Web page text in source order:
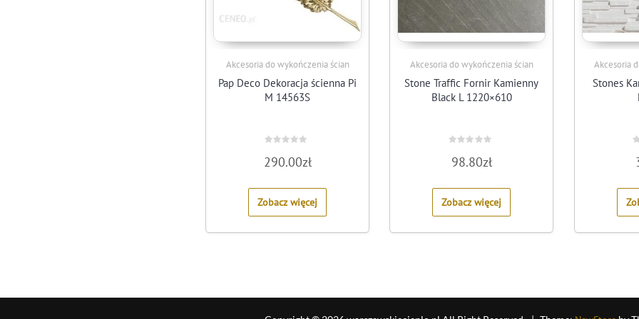
Akcesoria do wykończenia ścian
Pap Deco Dekoracja ścienna Pi
M 14563S
0
out
5
290.00zł
Zobacz więcej
Akcesoria do wykończenia ścian
Stone Traffic Fornir Kamienny
Black L 1220×610
0
out
5
98.80zł
Zobacz więcej
Akcesoria
Stones
0
5